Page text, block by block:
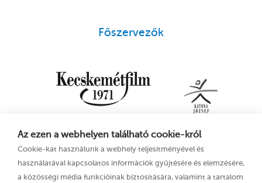
Az ezen a webhelyen található cookie-król
Cookie-kat használunk a webhely teljesítményével és
használatával kapcsolatos információk gyűjtésére és elemzésére,
a közösségi média funkcióinak biztosítására, valamint a tartalom
Főszervezők